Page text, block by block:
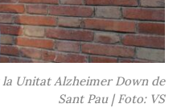
Unitat Alzheimer Down de
Sant Pau | Foto: VS